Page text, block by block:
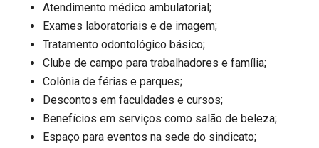
Atendimento médico ambulatorial;
Exames laboratoriais e de imagem;
Tratamento odontológico básico;
Clube de campo para trabalhadores e família;
Colônia de férias e parques;
Descontos em faculdades e cursos;
Benefícios em serviços como salão de beleza;
Espaço para eventos na sede do sindicato;